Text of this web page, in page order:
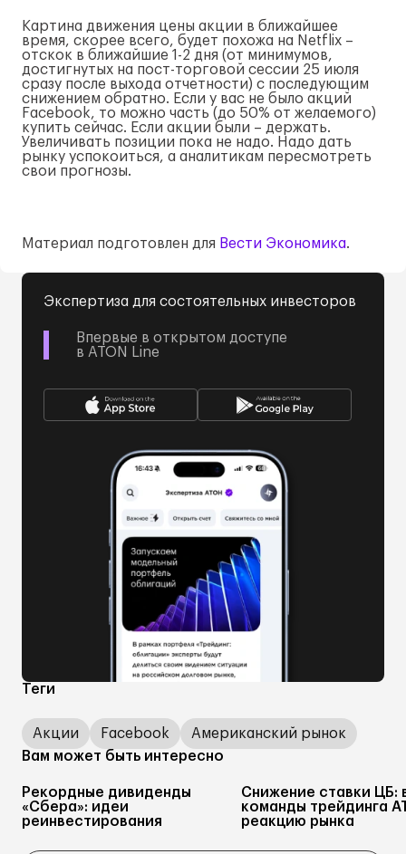
Теги
Акции Facebook Американский рынок
Картина движения цены акции в ближайшее
время, скорее всего, будет похожа на Netflix –
отскок в ближайшие 1-2 дня (от минимумов,
достигнутых на пост-торговой сессии 25 июля
сразу после выхода отчетности) с последующим
снижением обратно. Если у вас не было акций
Facebook, то можно часть (до 50% от желаемого)
купить сейчас. Если акции были – держать.
Увеличивать позиции пока не надо. Надо дать
рынку успокоиться, а аналитикам пересмотреть
свои прогнозы.
Материал подготовлен для Вести Экономика.
Экспертиза для состоятельных инвесторов
Впервые в открытом доступе
в ATON Line
Вам может быть интересно
Рекордные дивиденды
«Сбера»: идеи
реинвестирования
Снижение ставки ЦБ:
команды трейдинга
реакцию рынка